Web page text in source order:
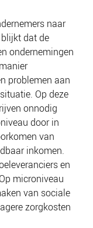
naar
dat de
ondernemingen
problemen aan
Op deze
onnodig
door in
van
inkomen.
en
microniveau
van sociale
zorgkosten